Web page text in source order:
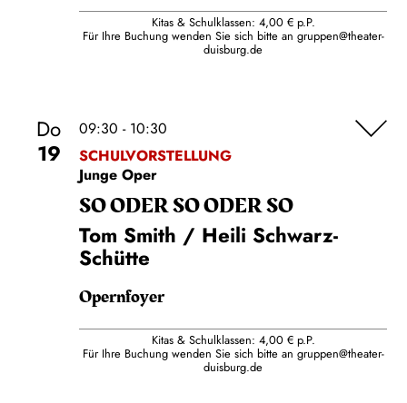
Kitas & Schulklassen: 4,00 € p.P.
Für Ihre Buchung wenden Sie sich bitte an gruppen@theater-
duisburg.de
Do
19
09:30 - 10:30
SCHULVORSTELLUNG
Junge Oper
SO ODER SO ODER SO
Tom Smith / Heili Schwarz-
Schütte
Opernfoyer
Kitas & Schulklassen: 4,00 € p.P.
Für Ihre Buchung wenden Sie sich bitte an gruppen@theater-
duisburg.de